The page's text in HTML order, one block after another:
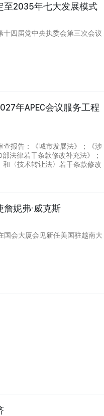
至2035年七大发展模式
四届党中央执委会第三次会议
年APEC会议服务工程
查报告：《城市发展法》；《涉
法律若干条款修改补充法》；
和〈技术转让法〉若干条款修改
妮弗·威克斯
国会大厦会见新任美国驻越南大